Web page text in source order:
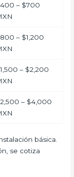
– $700
– $1,200
– $2,200
– $4,000
básica.
se cotiza